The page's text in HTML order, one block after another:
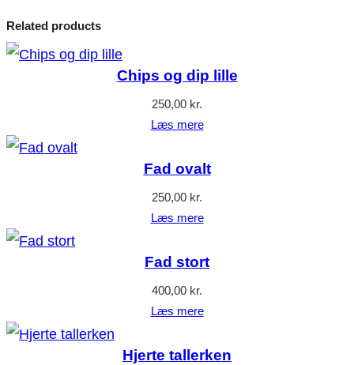
Related products
Chips og dip lille
250,00 kr.
Læs mere
Fad ovalt
250,00 kr.
Læs mere
Fad stort
400,00 kr.
Læs mere
Hjerte tallerken